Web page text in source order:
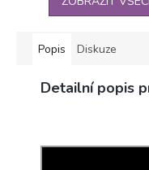
Popis Diskuze
Detailní popis